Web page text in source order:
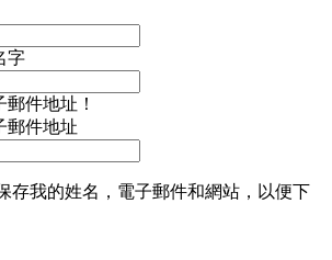
字
件地址！
郵件地址
存我的姓名，電子郵件和網站，以便下